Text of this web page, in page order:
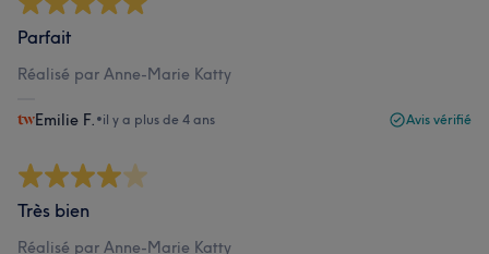
Parfait
Réalisé par Anne-Marie Katty
Emilie F. •il y a plus de 4 ans Avis vérifié
Très bien
Réalisé par Anne-Marie Katty